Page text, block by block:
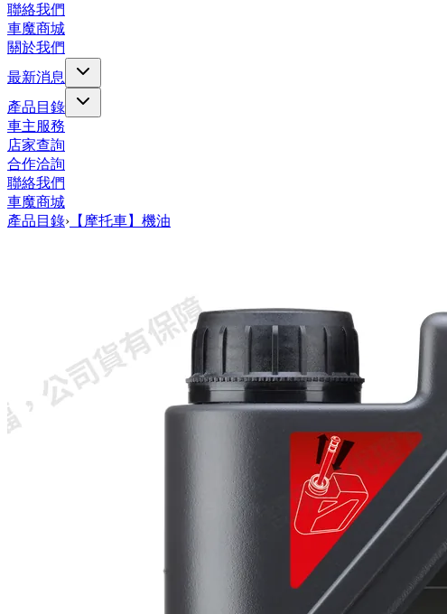
聯絡我們
車魔商城
關於我們
最新消息
產品目錄
車主服務
店家查詢
合作洽詢
聯絡我們
車魔商城
產品目錄› 【摩托車】機油